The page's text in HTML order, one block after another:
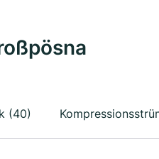
(40)